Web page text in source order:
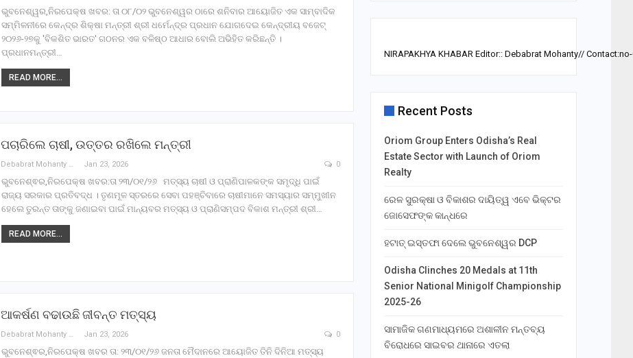
ଭୁବନେଶ୍ୱର,ନିରପେକ୍ଷ ଖବର: ତା ୦୮/୦୨ ଭୁବନେଶ୍ୱର ଠାରେ ଶନିବାର ଆୟୋଜିତ ଏକ ସାମ୍ବାଦିକ
ସମ୍ମିଳନୀରେ କେନ୍ଦ୍ର ଶିକ୍ଷା ମନ୍ତ୍ରୀ ଶ୍ରୀ ଧର୍ମେନ୍ଦ୍ର ପ୍ରଧାନ ଯୋଗଦେଇ କେନ୍ଦ୍ରୀୟ ବଜେଟ୍
୨୦୨୬-୨୭କୁ 'ବିକଶିତ ଭାରତ' ଗଠନର ଏକ ବଳିଷ୍ଠ ଆଧାର ବୋଲି ଅଭିହିତ କରିଛନ୍ତି ।
ପ୍ରଧାନମନ୍ତ୍ରୀ…
READ MORE...
ପଚାରିଲେ ଚାଷୀ, ଉତ୍ତର ରଖିଲେ ମନ୍ତ୍ରୀ
Debabrat Mohanty Jan 23, 2026 0
ଭୁବନେଶ୍ଵର,ନିରପେକ୍ଷ ଖବର:ତା ୨୩/୦୧/୨୬ ମତ୍ସ୍ୟ ଚାଷୀ ଓ ପ୍ରାଣିପାଳକଙ୍କ ସମୃଦ୍ଧି ପାଇଁ
ରାଜ୍ୟ ସରକାର ପ୍ରତିବଦ୍ଧ । ତୃଣମୂଳ ସ୍ତରରେ ସେବା ପହଞ୍ଚିବାରେ ଚାଷୀମାନେ ସମସ୍ୟାର ସମ୍ମୁଖୀନ
ହେଲେ ତୁରନ୍ତ ତାଙ୍କୁ ଜଣାଇବା ପାଇଁ ମାନ୍ୟବର ମତ୍ସ୍ୟ ଓ ପ୍ରାଣିସମ୍ପଦ ବିକାଶ ମନ୍ତ୍ରୀ ଶ୍ରୀ…
READ MORE...
ଆକର୍ଷଣ ବଢାଉଛି ଜୀବନ୍ତ ମତ୍ସ୍ୟ
Debabrat Mohanty Jan 23, 2026 0
ଭୁବନେଶ୍ଵର,ନିରପେକ୍ଷ ଖବର ତା: ୨୩/୦୧/୨୬ ଜନତା ମୈଦାନରେ ଆୟୋଜିତ ତିନି ଦିନିଆ ମତ୍ସ୍ୟ
NIRAPAKHYA KHABAR Editor:: Debabrat Mohanty//
Recent Posts
Oriom Group Enters Odisha’s Real
Estate Sector with Launch of Oriom
Realty
ରେଳ ସୁରକ୍ଷା ଓ ବିକାଶର ଦାୟିତ୍ୱ ଏବେ ଭିକ୍ଟର
ଜୋସେଫଙ୍କ କାନ୍ଧରେ
ହଟାତ୍ ଇସ୍ତଫା ଦେଲେ ଭୁବନେଶ୍ୱର DCP
Odisha Clinches 20 Medals at 11th
Senior National Minigolf Championship
2025-26
ସାମାଜିକ ଗଣମାଧ୍ୟମରେ ଅଶାଳୀନ ମନ୍ତବ୍ୟ
ବିରୋଧରେ ସାଇବର ଥାନାରେ ଏତଲା